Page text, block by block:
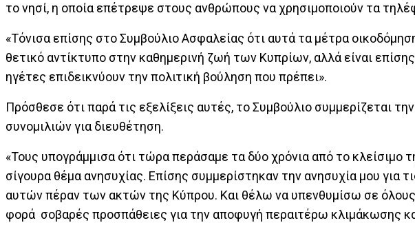
το νησί, η οποία επέτρεψε στους ανθρώπους να χρησιμοποιούν τα
«Τόνισα επίσης στο Συμβούλιο Ασφαλείας ότι αυτά τα μέτρα
θετικό αντίκτυπο στην καθημερινή ζωή των Κυπρίων, αλλά είναι
ηγέτες επιδεικνύουν την πολιτική βούληση που πρέπει».
Πρόσθεσε ότι παρά τις εξελίξεις αυτές, το Συμβούλιο συμμερίζεται
συνομιλιών για διευθέτηση.
«Τους υπογράμμισα ότι τώρα περάσαμε τα δύο χρόνια από το κλείσιμο
σίγουρα θέμα ανησυχίας. Επίσης συμμερίστηκαν την ανησυχία μου για
αυτών πέραν των ακτών της Κύπρου. Και θέλω να υπενθυμίσω σε όλους
φορά σοβαρές προσπάθειες για την αποφυγή περαιτέρω κλιμάκωσης